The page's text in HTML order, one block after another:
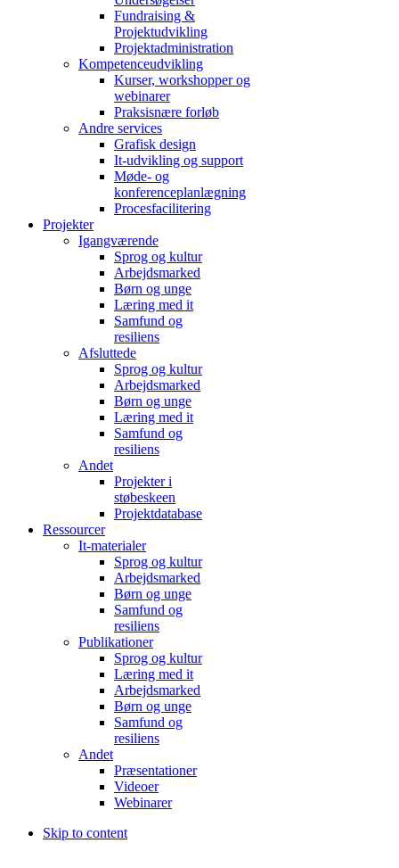
Fundraising &
Projektudvikling
Projektadministration
Kompetenceudvikling
Kurser, workshopper og
webinarer
Praksisnære forløb
Andre services
Grafisk design
It-udvikling og support
Møde- og
konferenceplanlægning
Procesfacilitering
Projekter
Igangværende
Sprog og kultur
Arbejdsmarked
Børn og unge
Læring med it
Samfund og
resiliens
Afsluttede
Sprog og kultur
Arbejdsmarked
Børn og unge
Læring med it
Samfund og
resiliens
Andet
Projekter i
støbeskeen
Projektdatabase
Ressourcer
It-materialer
Sprog og kultur
Arbejdsmarked
Børn og unge
Samfund og
resiliens
Publikationer
Sprog og kultur
Læring med it
Arbejdsmarked
Børn og unge
Samfund og
resiliens
Andet
Præsentationer
Videoer
Webinarer
Skip to content